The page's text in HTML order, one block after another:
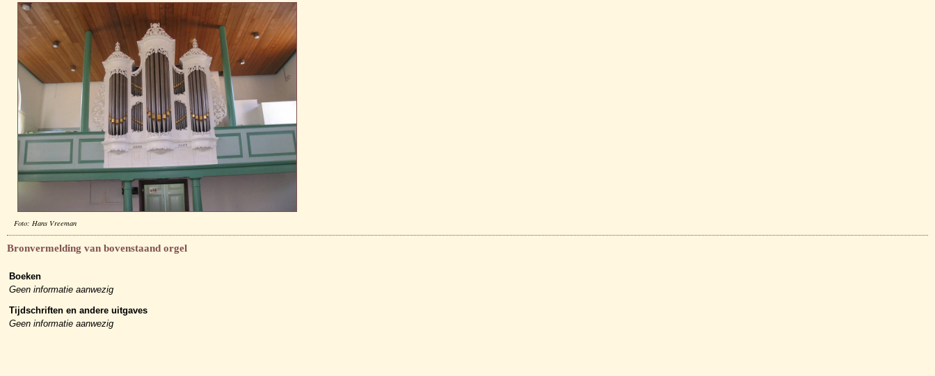
Foto: Hans Vreeman
Bronvermelding van bovenstaand orgel
Boeken
Geen informatie aanwezig
Tijdschriften en andere uitgaves
Geen informatie aanwezig